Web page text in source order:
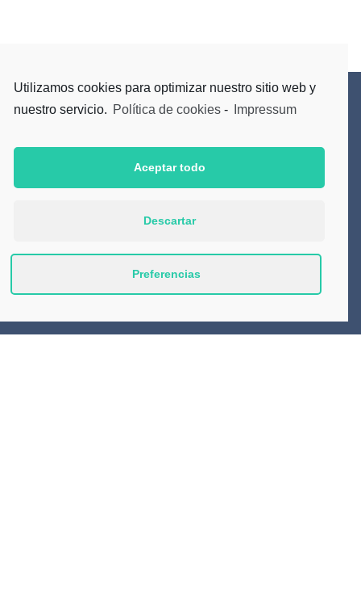
Suscríbete a nuestro Newsletter
Acepto laPolítica de Privacidad
Utilizamos cookies para optimizar nuestro sitio web y
nuestro servicio. Política de cookies - Impressum
Aceptar todo
Descartar
Preferencias